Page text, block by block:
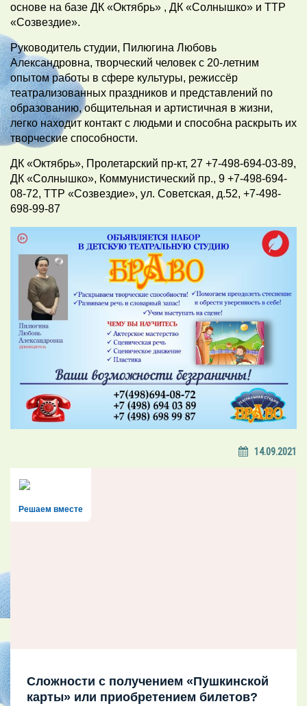
основе на базе ДК «Октябрь» , ДК «Солнышко» и ТТР
«Созвездие».
Руководитель студии, Пилюгина Любовь
Александровна, творческий человек с 20-летним
опытом работы в сфере культуры, режиссёр
театрализованных праздников и представлений по
образованию, общительная и артистичная в жизни,
легко находит контакт с людьми и способна раскрыть их
творческие способности.
ДК «Октябрь», Пролетарский пр-кт, 27 +7-498-694-03-89,
ДК «Солнышко», Коммунистический пр., 9 +7-498-694-
08-72, ТТР «Созвездие», ул. Советская, д.52, +7-498-
698-99-87
14.09.2021
Решаем вместе
Сложности с получением «Пушкинской
карты» или приобретением билетов?